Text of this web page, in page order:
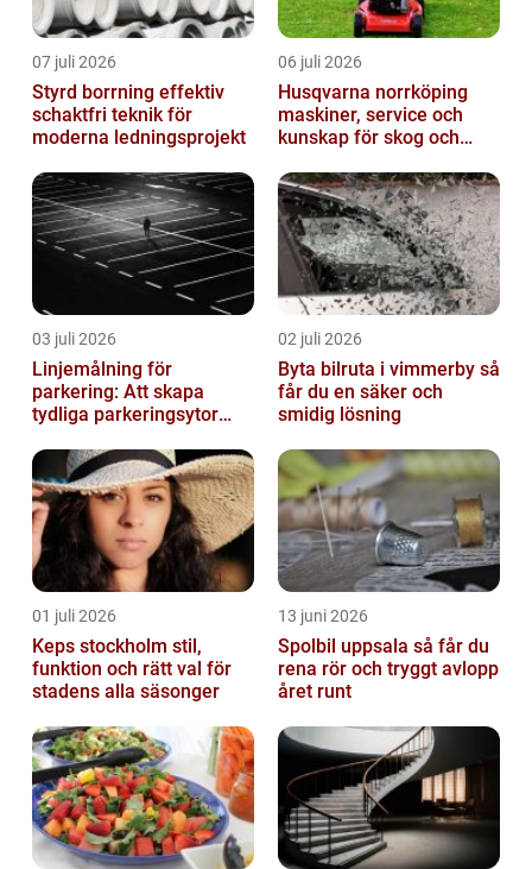
07 juli 2026
Styrd borrning effektiv
schaktfri teknik för
moderna ledningsprojekt
06 juli 2026
Husqvarna norrköping
maskiner, service och
kunskap för skog och
03 juli 2026
Linjemålning för
parkering: Att skapa
tydliga parkeringsytor
parkeringslinjer
02 juli 2026
Byta bilruta i vimmerby så
får du en säker och
smidig lösning
01 juli 2026
Keps stockholm stil,
funktion och rätt val för
stadens alla säsonger
13 juni 2026
Spolbil uppsala så får du
rena rör och tryggt avlopp
året runt